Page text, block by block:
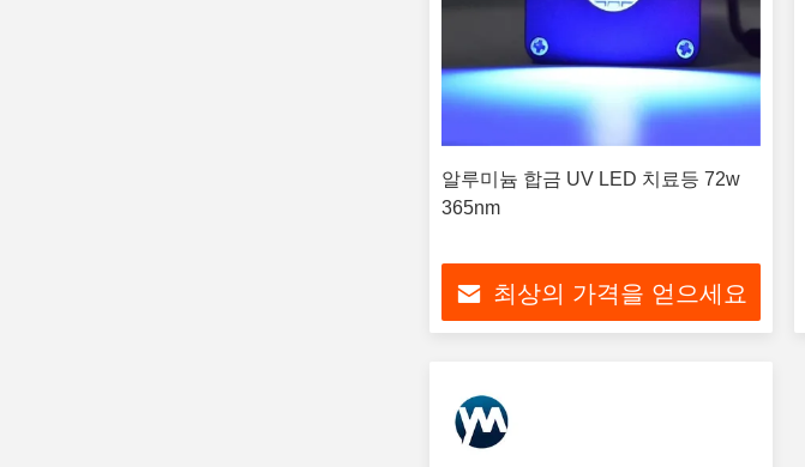
알루미늄 합금 UV LED 치료등 72w
365nm
최상의 가격을 얻으세요